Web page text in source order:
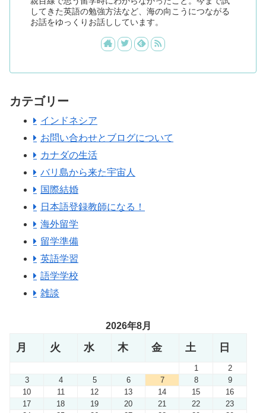
してきた英語の勉強方法など、海の向こうにつながる
お話をゆっくりお話ししています。
カテゴリー
インドネシア
お問い合わせとブログについて
カナダの生活
バリ島から来た宇宙人
国際結婚
日本語登録教師になる！
海外留学
留学準備
英語学習
語学学校
雑談
2026年8月
月 火 水 木 金 土 日
1
2
3
4 5 6 7 8
9
10
11 12 13 14 15
16
17
18 19 20 21 22
23